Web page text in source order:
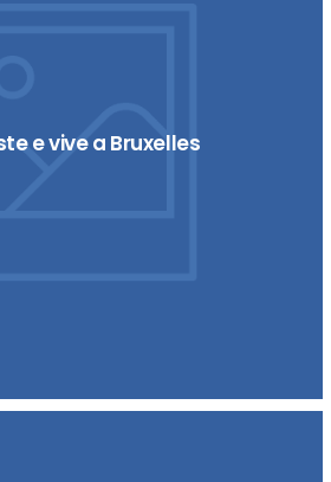
e vive a Bruxelles